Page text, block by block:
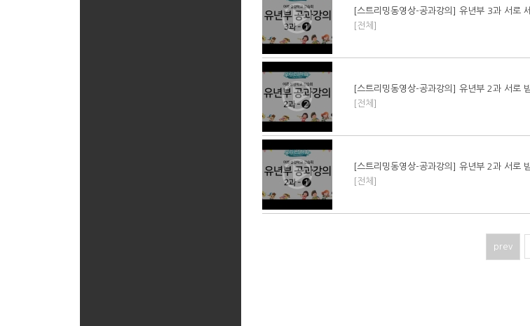
[스트리밍동영상-공과강의] 유년부 3과 서로
[전체]
[스트리밍동영상-공과강의] 유년부 2과 서로
[전체]
[스트리밍동영상-공과강의] 유년부 2과 서로
[전체]
prev